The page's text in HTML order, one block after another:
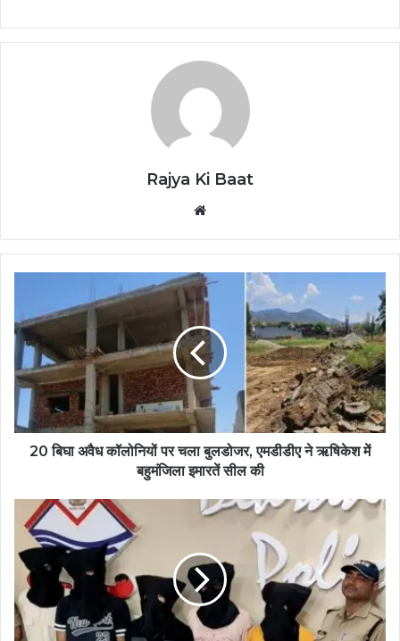
Rajya Ki Baat
20 बिघा अवैध कॉलोनियों पर चला बुलडोजर, एमडीडीए ने ऋषिकेश में
बहुमंजिला इमारतें सील की